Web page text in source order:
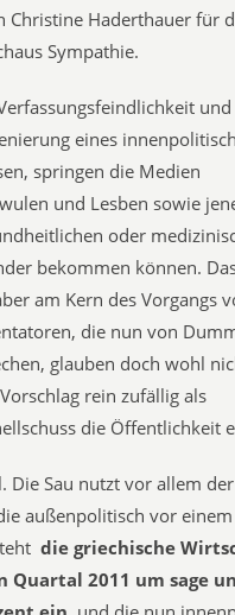
Christine Haderthauer für
Sympathie.
eines
springen die Medien
und Lesben sowie
oder
bekommen können.
am Kern des Vorgangs
die nun von
glauben doch wohl
rein zufällig als
die Öffentlichkeit
Die Sau nutzt vor allem der
außenpolitisch vor einem
 die griechische
2011 um sage